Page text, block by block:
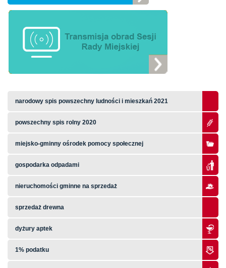
narodowy spis powszechny ludności i mieszkań 2021
powszechny spis rolny 2020
miejsko-gminny ośrodek pomocy społecznej
gospodarka odpadami
nieruchomości gminne na sprzedaż
sprzedaż drewna
dyżury aptek
1% podatku